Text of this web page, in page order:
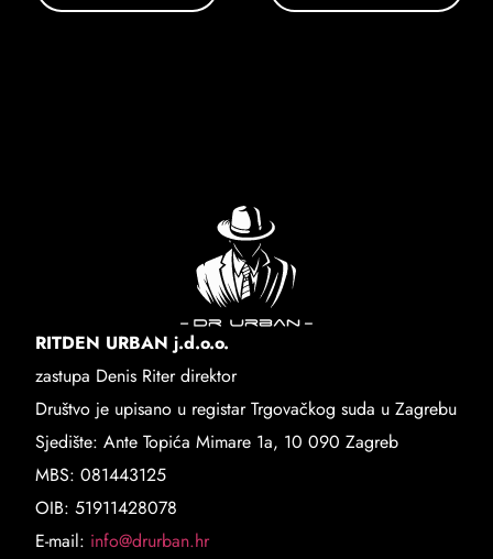
RITDEN URBAN j.d.o.o.
zastupa Denis Riter direktor
Društvo je upisano u registar Trgovačkog suda u Zagrebu
Sjedište: Ante Topića Mimare 1a, 10 090 Zagreb
MBS: 081443125
OIB: 51911428078
E-mail: info@drurban.hr